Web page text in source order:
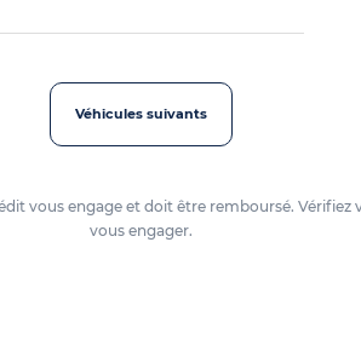
Véhicules suivants
vous engage et doit être remboursé.
vous engager.